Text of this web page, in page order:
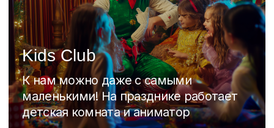
Забронировать Новогоднюю
Наш комплекс находится на
охраняемой территории с бесплатной
парковкой для наших гостей
Парковка